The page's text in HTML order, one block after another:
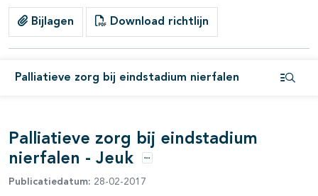
Bijlagen Download richtlijn
Palliatieve zorg bij eindstadium nierfalen
open- en dichtklappen
Palliatieve zorg bij eindstadium
nierfalen - Jeuk
Opties
Publicatiedatum: 28-02-2017